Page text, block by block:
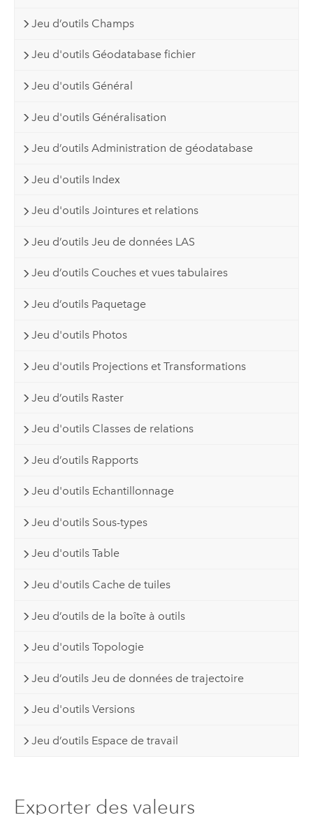
Jeu d’outils Champs
Jeu d'outils Géodatabase fichier
Jeu d'outils Général
Jeu d'outils Généralisation
Jeu d’outils Administration de géodatabase
Jeu d'outils Index
Jeu d'outils Jointures et relations
Jeu d’outils Jeu de données LAS
Jeu d’outils Couches et vues tabulaires
Jeu d’outils Paquetage
Jeu d'outils Photos
Jeu d'outils Projections et Transformations
Jeu d’outils Raster
Jeu d'outils Classes de relations
Jeu d’outils Rapports
Jeu d'outils Echantillonnage
Jeu d'outils Sous-types
Jeu d'outils Table
Jeu d'outils Cache de tuiles
Jeu d’outils de la boîte à outils
Jeu d'outils Topologie
Jeu d’outils Jeu de données de trajectoire
Jeu d'outils Versions
Jeu d’outils Espace de travail
Exporter des valeurs